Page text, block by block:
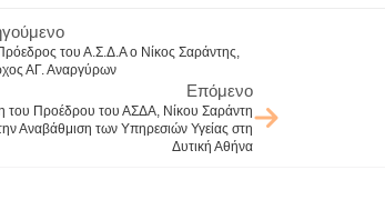
του Α.Σ.Δ.Α ο Νίκος Σαράντης,
ΑΓ. Αναργύρων
Επόμενο
του Προέδρου του ΑΣΔΑ, Νίκου Σαράντη
Αναβάθμιση των Υπηρεσιών Υγείας στη
Δυτική Αθήνα